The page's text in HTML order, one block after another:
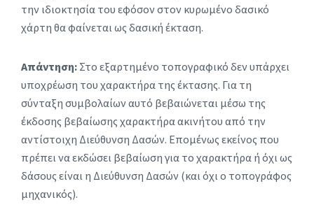
την ιδιοκτησία του εφόσον στον κυρωμένο δασικό
χάρτη θα φαίνεται ως δασική έκταση.
Απάντηση: Στο εξαρτημένο τοπογραφικό δεν υπάρχει
υποχρέωση του χαρακτήρα της έκτασης. Για τη
σύνταξη συμβολαίων αυτό βεβαιώνεται μέσω της
έκδοσης βεβαίωσης χαρακτήρα ακινήτου από την
αντίστοιχη Διεύθυνση Δασών. Επομένως εκείνος που
πρέπει να εκδώσει βεβαίωση για το χαρακτήρα ή όχι ως
δάσους είναι η Διεύθυνση Δασών (και όχι ο τοπογράφος
μηχανικός).